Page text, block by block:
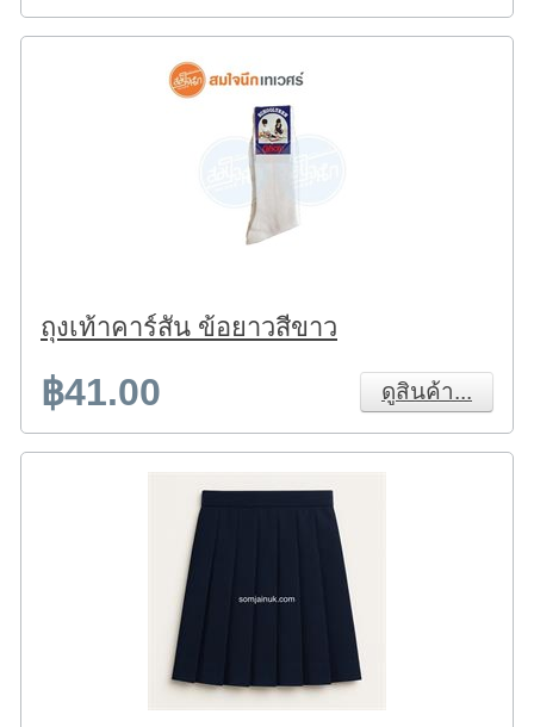
ถุงเท้าคาร์สัน ข้อยาวสีขาว
฿41.00 ดูสินค้า...